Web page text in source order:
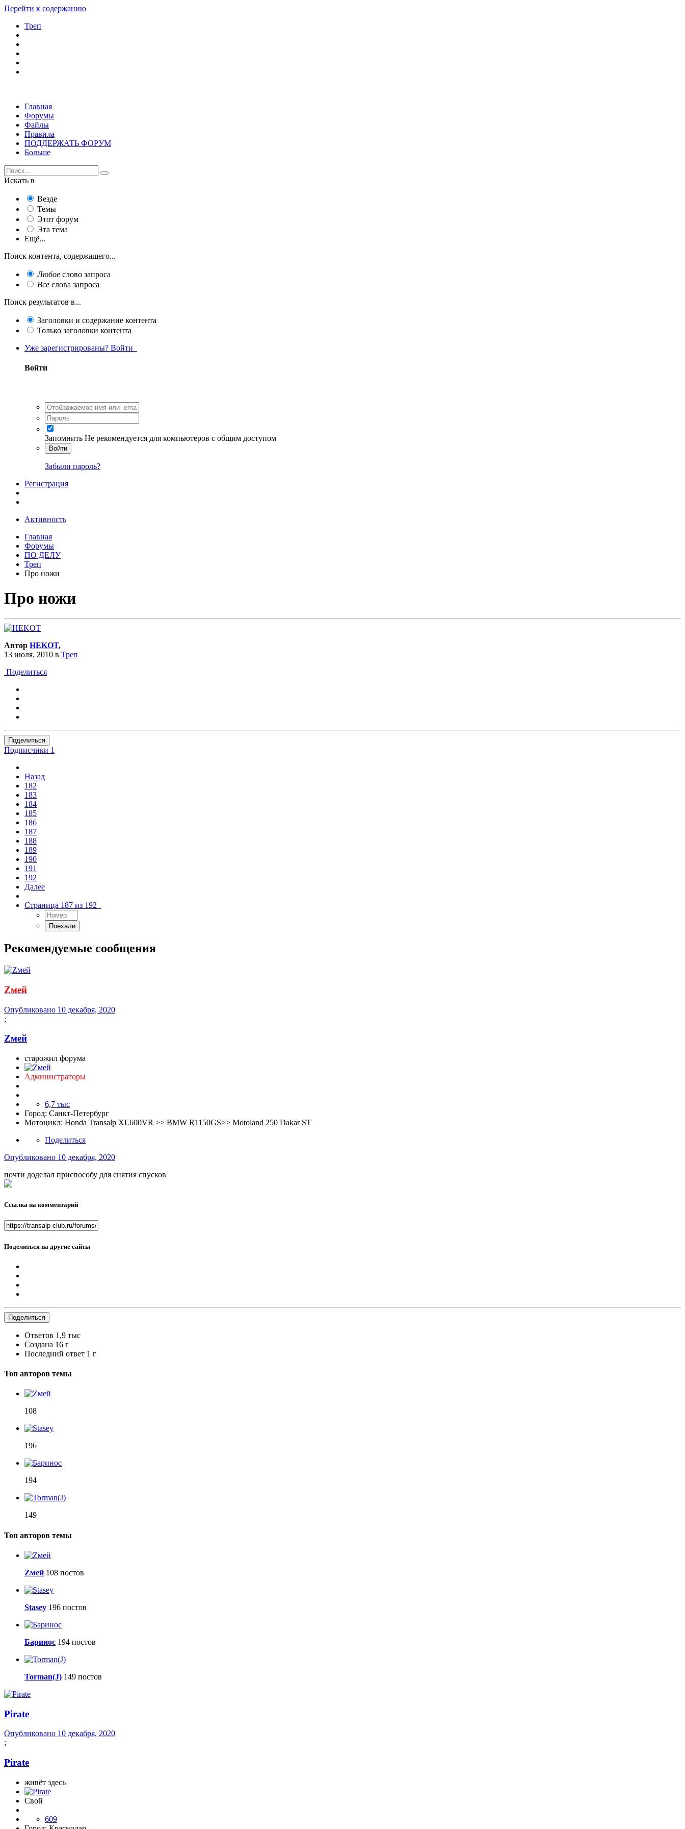
Перейти к содержанию
Треп
Главная
Форумы
Файлы
Правила
ПОДДЕРЖАТЬ ФОРУМ
Больше
Искать в
Везде
Темы
Этот форум
Эта тема
Ещё...
Поиск контента, содержащего...
Любое слово запроса
Все слова запроса
Поиск результатов в...
Заголовки и содержание контента
Только заголовки контента
Уже зарегистрированы? Войти
Войти
Запомнить Не рекомендуется для компьютеров с общим доступом
Войти
Забыли пароль?
Регистрация
Активность
Главная
Форумы
ПО ДЕЛУ
Треп
Про ножи
Про ножи
Автор HEKOT,
13 июля, 2010 в Треп
Поделиться
Поделиться
Подписчики 1
Назад
182
183
184
185
186
187
188
189
190
191
192
Далее
Страница 187 из 192
Рекомендуемые сообщения
Zмей
Опубликовано 10 декабря, 2020
;
Zмей
старожил форума
Администраторы
6,7 тыс
Город: Санкт-Петербург
Мотоцикл: Honda Transalp XL600VR >> BMW R1150GS>> Motoland 250 Dakar ST
Поделиться
Опубликовано 10 декабря, 2020
почти доделал приспособу для снятия спусков
Ссылка на комментарий
Поделиться на другие сайты
Поделиться
Ответов 1,9 тыс
Создана 16 г
Последний ответ 1 г
Топ авторов темы
108
196
194
149
Топ авторов темы
Zмей 108 постов
Stasey 196 постов
Баринос 194 постов
Torman(J) 149 постов
Pirate
Опубликовано 10 декабря, 2020
;
Pirate
живёт здесь
Свой
609